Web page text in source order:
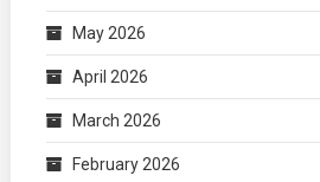
May 2026
April 2026
March 2026
February 2026